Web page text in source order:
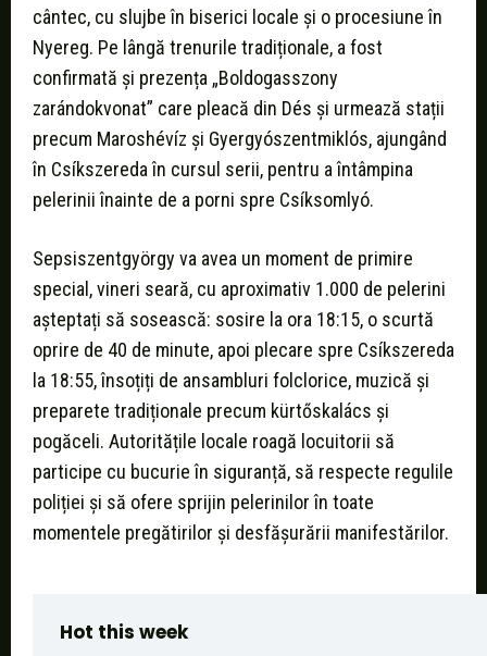
cântec, cu slujbe în biserici locale și o procesiune în
Nyereg. Pe lângă trenurile tradiționale, a fost
confirmată și prezența „Boldogasszony
zarándokvonat” care pleacă din Dés și urmează stații
precum Maroshévíz și Gyergyószentmiklós, ajungând
în Csíkszereda în cursul serii, pentru a întâmpina
pelerinii înainte de a porni spre Csíksomlyó.
Sepsiszentgyörgy va avea un moment de primire
special, vineri seară, cu aproximativ 1.000 de pelerini
așteptați să sosească: sosire la ora 18:15, o scurtă
oprire de 40 de minute, apoi plecare spre Csíkszereda
la 18:55, însoțiți de ansambluri folclorice, muzică și
preparete tradiționale precum kürtőskalács și
pogăceli. Autoritățile locale roagă locuitorii să
participe cu bucurie în siguranță, să respecte regulile
poliției și să ofere sprijin pelerinilor în toate
momentele pregătirilor și desfășurării manifestărilor.
Hot this week